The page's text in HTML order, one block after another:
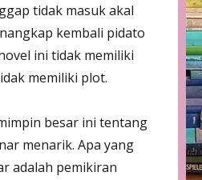
tidak masuk akal
kembali pidato
ini tidak memiliki
memiliki plot.
besar ini tentang
menarik. Apa yang
adalah pemikiran